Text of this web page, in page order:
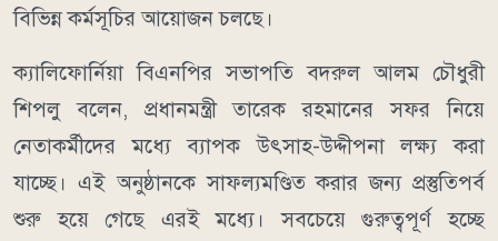
বিভিন্ন কর্মসূচির আয়োজন চলছে।
ক্যালিফোর্নিয়া বিএনপির সভাপতি বদরুল আলম চৌধুরী
শিপলু বলেন, প্রধানমন্ত্রী তারেক রহমানের সফর নিয়ে
নেতাকর্মীদের মধ্যে ব্যাপক উৎসাহ-উদ্দীপনা লক্ষ্য করা
যাচ্ছে। এই অনুষ্ঠানকে সাফল্যমণ্ডিত করার জন্য প্রস্তুতিপর্ব
শুরু হয়ে গেছে এরই মধ্যে। সবচেয়ে গুরুত্বপূর্ণ হচ্ছে